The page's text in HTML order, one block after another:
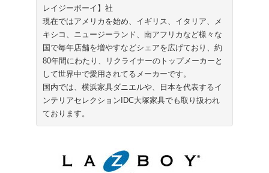
レイジーボーイ】社
現在ではアメリカを始め、イギリス、イタリア、メ
キシコ、ニュージーランド、南アフリカなど様々な
国で毎年店舗を増やすなどシェアを広げており、約
80年間にわたり、リクライナーのトップメーカーと
して世界中で愛用されてるメーカーです。
国内では、横浜家具ダニエルや、日本を代表するイ
ンテリアセレクションIDC大塚家具でも取り扱われ
ております。